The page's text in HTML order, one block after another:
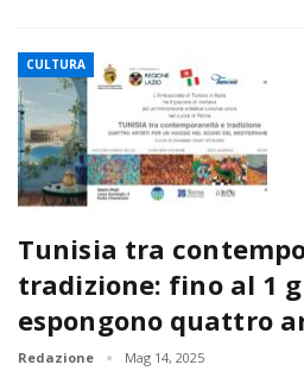
CULTURA
Tunisia tra
tradizione: fino al 1
espongono quattro
Redazione Mag 14, 2025